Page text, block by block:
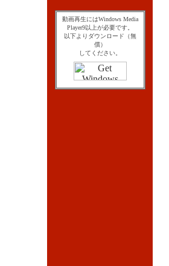
動画再生にはWindows Media
Player9以上が必要です。
以下よりダウンロード（無
償）
してください。